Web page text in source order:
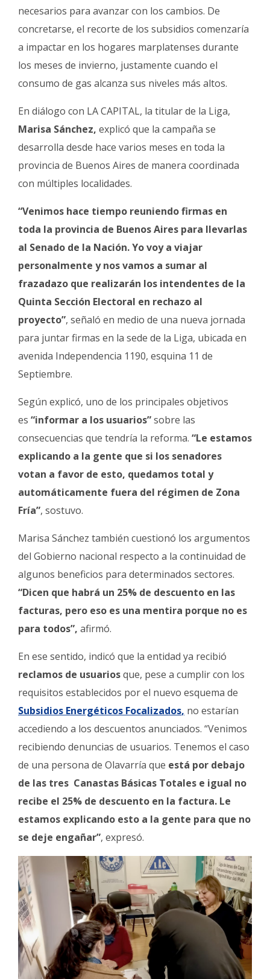
necesarios para avanzar con los cambios. De
concretarse, el recorte de los subsidios comenzaría
a impactar en los hogares marplatenses durante
los meses de invierno, justamente cuando el
consumo de gas alcanza sus niveles más altos.
En diálogo con LA CAPITAL, la titular de la Liga,
Marisa Sánchez, explicó que la campaña se
desarrolla desde hace varios meses en toda la
provincia de Buenos Aires de manera coordinada
con múltiples localidades.
“Venimos hace tiempo reuniendo firmas en
toda la provincia de Buenos Aires para llevarlas
al Senado de la Nación. Yo voy a viajar
personalmente y nos vamos a sumar al
frazadazo que realizarán los intendentes de la
Quinta Sección Electoral en rechazo al
proyecto”, señaló en medio de una nueva jornada
para juntar firmas en la sede de la Liga, ubicada en
avenida Independencia 1190, esquina 11 de
Septiembre.
Según explicó, uno de los principales objetivos
es “informar a los usuarios”sobre las
consecuencias que tendría la reforma. “Le estamos
explicando a la gente que si los senadores
votan a favor de esto, quedamos total y
automáticamente fuera del régimen de Zona
Fría”, sostuvo.
Marisa Sánchez también cuestionó los argumentos
del Gobierno nacional respecto a la continuidad de
algunos beneficios para determinados sectores.
“Dicen que habrá un 25% de descuento en las
facturas, pero eso es una mentira porque no es
para todos”, afirmó.
En ese sentido, indicó que la entidad ya recibió
reclamos de usuariosque, pese a cumplir con los
requisitos establecidos por el nuevo esquema de
Subsidios Energéticos Focalizados, no estarían
accediendo a los descuentos anunciados. “Venimos
recibiendo denuncias de usuarios. Tenemos el caso
de una persona de Olavarría que está por debajo
de las tres Canastas Básicas Totales e igual no
recibe el 25% de descuento en la factura. Le
estamos explicando esto a la gente para que no
se deje engañar”, expresó.